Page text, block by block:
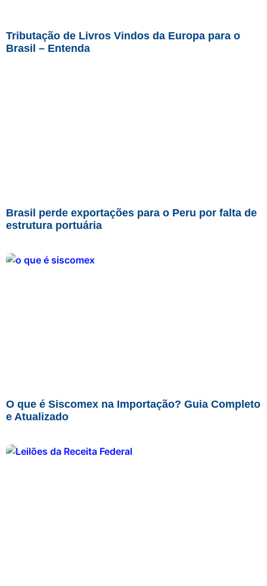
Tributação de Livros Vindos da Europa para o
Brasil – Entenda
Brasil perde exportações para o Peru por falta de
estrutura portuária
O que é Siscomex na Importação? Guia Completo
e Atualizado